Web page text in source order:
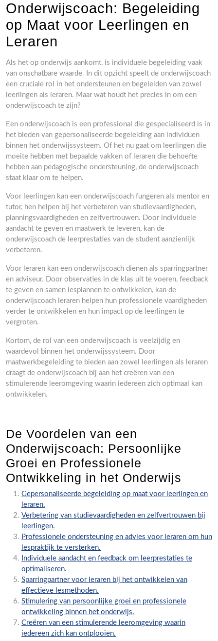
Onderwijscoach: Begeleiding
op Maat voor Leerlingen en
Leraren
Als het op onderwijs aankomt, is individuele begeleiding vaak
van onschatbare waarde. In dit opzicht speelt de onderwijscoach
een cruciale rol in het ondersteunen en begeleiden van zowel
leerlingen als leraren. Maar wat houdt het precies in om een
onderwijscoach te zijn?
Een onderwijscoach is een professional die gespecialiseerd is in
het bieden van gepersonaliseerde begeleiding aan individuen
binnen het onderwijssysteem. Of het nu gaat om leerlingen die
moeite hebben met bepaalde vakken of leraren die behoefte
hebben aan pedagogische ondersteuning, de onderwijscoach
staat klaar om te helpen.
Voor leerlingen kan een onderwijscoach fungeren als mentor en
tutor, hen helpen bij het verbeteren van studievaardigheden,
planningsvaardigheden en zelfvertrouwen. Door individuele
aandacht te geven en maatwerk te leveren, kan de
onderwijscoach de leerprestaties van de student aanzienlijk
verbeteren.
Voor leraren kan een onderwijscoach dienen als sparringpartner
en adviseur. Door observaties in de klas uit te voeren, feedback
te geven en samen lesplannen te ontwikkelen, kan de
onderwijscoach leraren helpen hun professionele vaardigheden
verder te ontwikkelen en hun impact op de leerlingen te
vergroten.
Kortom, de rol van een onderwijscoach is veelzijdig en
waardevol binnen het onderwijssysteem. Door
maatwerkbegeleiding te bieden aan zowel leerlingen als leraren
draagt de onderwijscoach bij aan het creëren van een
stimulerende leeromgeving waarin iedereen zich optimaal kan
ontwikkelen.
De Voordelen van een
Onderwijscoach: Persoonlijke
Groei en Professionele
Ontwikkeling in het Onderwijs
Gepersonaliseerde begeleiding op maat voor leerlingen en
leraren.
Verbetering van studievaardigheden en zelfvertrouwen bij
leerlingen.
Professionele ondersteuning en advies voor leraren om hun
lespraktijk te versterken.
Individuele aandacht en feedback om leerprestaties te
optimaliseren.
Sparringpartner voor leraren bij het ontwikkelen van
effectieve lesmethoden.
Stimulering van persoonlijke groei en professionele
ontwikkeling binnen het onderwijs.
Creëren van een stimulerende leeromgeving waarin
iedereen zich kan ontplooien.